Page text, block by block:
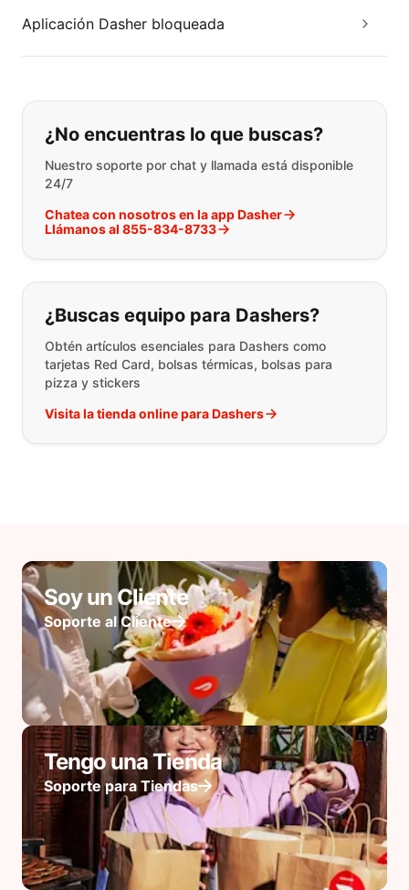
Aplicación Dasher bloqueada
Si no puede encontrar lo que está
¿No encuentras lo que buscas?
Nuestro soporte por chat y llamada está disponible
24/7
Chatea con nosotros en la app Dasher
Llámanos al 855-834-8733
¿Buscas equipo para Dashers?
Obtén artículos esenciales para Dashers como
tarjetas Red Card, bolsas térmicas, bolsas para
pizza y stickers
Visita la tienda online para Dashers
Soy un Cliente
Soporte al Cliente
Tengo una Tienda
Soporte para Tiendas